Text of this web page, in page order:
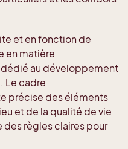
et en fonction de
en matière
au développement
Le cadre
précise des éléments
et de la qualité de vie
règles claires pour